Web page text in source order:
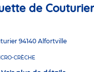
de
94140 Alfortville
CRÈCHE